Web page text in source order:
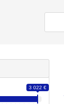
3 022 €